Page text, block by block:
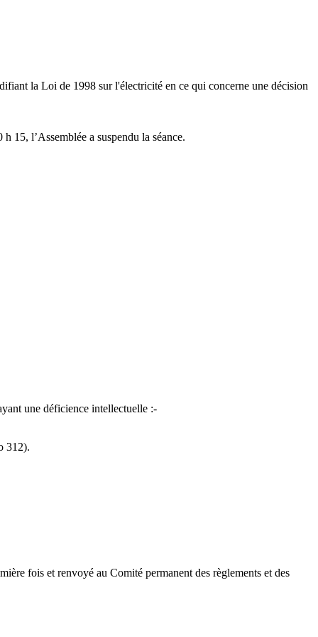
la Loi de 1998 sur l'électricité en ce qui concerne une décision
15, l’Assemblée a suspendu la séance.
une déficience intellectuelle :-
312).
fois et renvoyé au Comité permanent des règlements et des